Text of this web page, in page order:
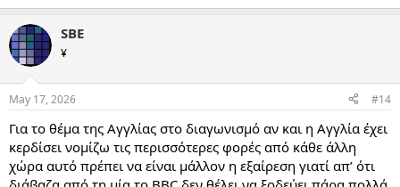
SBE
¥
May 17, 2026 #14
Για το θέμα της Αγγλίας στο διαγωνισμό αν και η Αγγλία έχει
κερδίσει νομίζω τις περισσότερες φορές από κάθε άλλη
χώρα αυτό πρέπει να είναι μάλλον η εξαίρεση γιατί απ’ ότι